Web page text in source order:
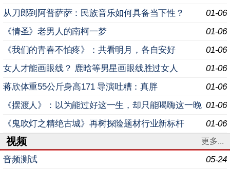
01-06
从刀郎到阿普萨萨：民族音乐如何具备当下性？
01-06
《情圣》老男人的南柯一梦
01-06
《我们的青春不怕疼》：共看明月，各自安好
01-06
女人才能画眼线？ 鹿晗等男星画眼线胜过女人
01-06
蒋欣体重55公斤身高171 导演吐糟：真胖
01-06
《摆渡人》：以为能过好这一生，却只能喝嗨这一晚
01-06
《鬼吹灯之精绝古城》再树探险题材行业新标杆
视频 更多...
05-24
音频测试